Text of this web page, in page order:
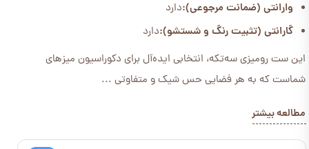
وارانتی (ضمانت مرجوعی):دارد
گارانتی (تثبیت رنگ و شستشو):دارد
این ست رومیزی سه‌تکه، انتخابی ایده‌آل برای دکوراسیون میزهای
شماست که به هر فضایی حس شیک و متفاوتی ...
مطالعه بیشتر